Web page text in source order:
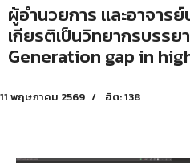
ผู้อำนวยการ และอาจารย์
เกียรติเป็นวิทยากรบรรย
Generation gap in
11 พฤษภาคม 2569 ฮิต: 138